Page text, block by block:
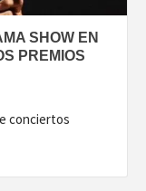
SHOW EN
PREMIOS
conciertos